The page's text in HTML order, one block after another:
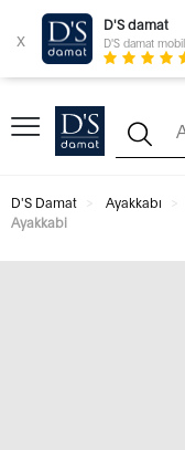
x
D'S damat
D'S damat
D'S Damat Ayakkabı
Ayakkabi